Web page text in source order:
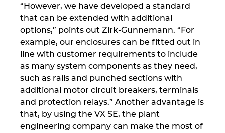
“However, we have developed a standard
that can be extended with additional
options,” points out Zirk-Gunnemann. “For
example, our enclosures can be fitted out in
line with customer requirements to include
as many system components as they need,
such as rails and punched sections with
additional motor circuit breakers, terminals
and protection relays.” Another advantage is
that, by using the VX SE, the plant
engineering company can make the most of